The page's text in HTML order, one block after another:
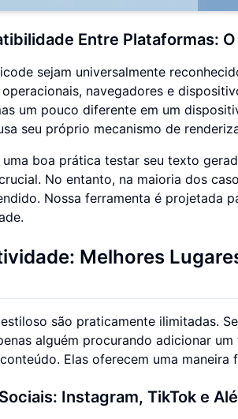
Entre Plataformas:
sejam universalmente
navegadores e
um pouco diferente em um
seu próprio mecanismo de
uma boa prática testar seu texto
No entanto, na maioria dos
Nossa ferramenta é projetada
Melhores
são praticamente ilimitadas.
alguém procurando adicionar
Elas oferecem uma
Instagram, TikTok e